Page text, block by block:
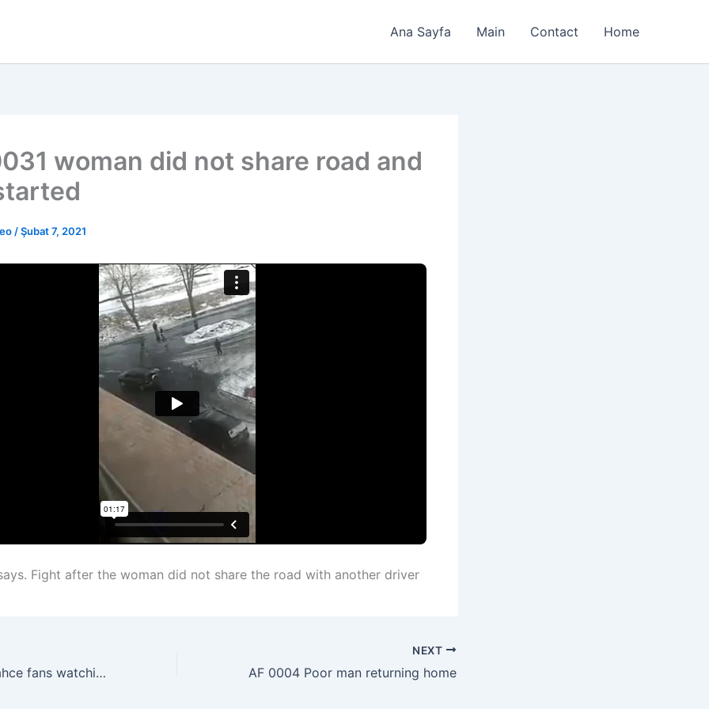
Ana Sayfa Main Contact Home
woman did not share road and
/Şubat 7, 2021
Fight after the woman did not share the road with another driver
JO 0002 Fenerbahce fans watching game
NEXT
AF 0004 Poor man returning home